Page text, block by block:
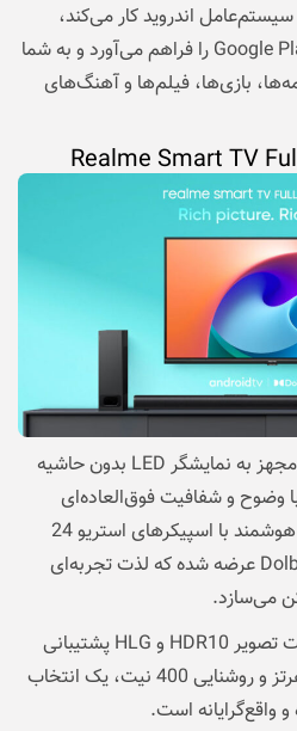
اندروید کار می‌کند،
دسترسی آسان به فروشگاه Google Play را فراهم می‌آورد و به شما
بازی‌ها، فیلم‌ها و آهنگ‌های
Realme Smart TV Full-HD مجهز به نمایشگر LED بدون حاشیه
وضوح و شفافیت فوق‌العاده‌ای
نمایش می‌دهد. این تلویزیون هوشمند با اسپیکرهای استریو 24
واتی و فناوری صوتی Dolby Audio عرضه شده که لذت تجربه‌ای
می‌سازد.
این تلویزیون همچنین از کیفیت تصویر HDR10 و HLG پشتیبانی
می‌کند و با نرخ تازه‌سازی 60 هرتز و روشنایی 400 نیت، یک انتخاب
واقع‌گرایانه است.